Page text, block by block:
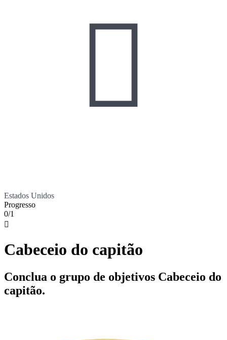

Estados Unidos
Progresso
0/1

Cabeceio do capitão
Conclua o grupo de objetivos Cabeceio do
capitão.